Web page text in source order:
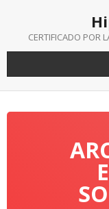
contenidoCERTIFICADO POR